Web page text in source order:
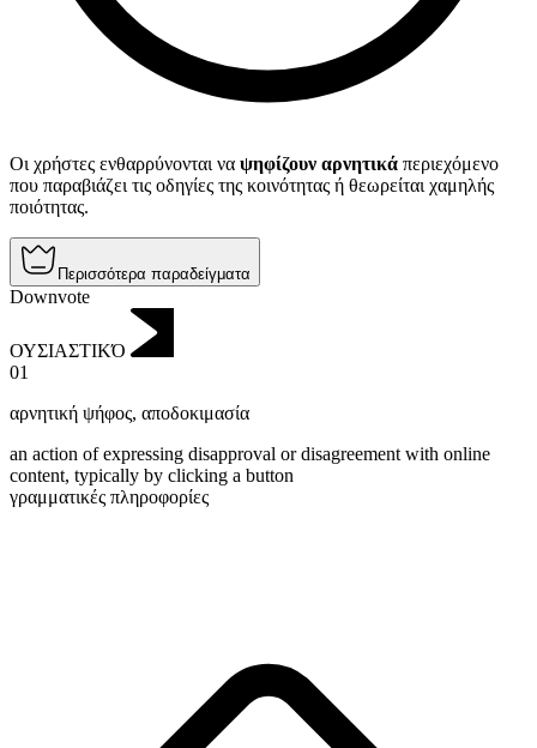
Οι χρήστες ενθαρρύνονται να ψηφίζουν αρνητικά περιεχόμενο
που παραβιάζει τις οδηγίες της κοινότητας ή θεωρείται χαμηλής
ποιότητας.
Περισσότερα παραδείγματα
Downvote
ΟΥΣΙΑΣΤΙΚΌ
01
αρνητική ψήφος, αποδοκιμασία
an action of expressing disapproval or disagreement with online
content, typically by clicking a button
γραμματικές πληροφορίες